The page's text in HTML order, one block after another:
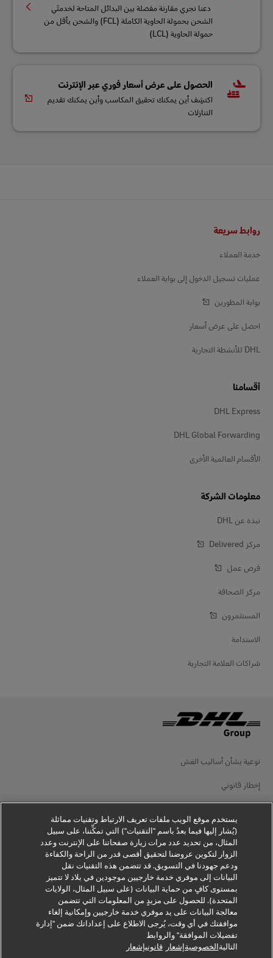
دعنا نجري مقارنة مفصلة بين البدائل المتاحة لخدمتَي
الشحن بحمولة الحاوية الكاملة (FCL) والشحن بأقل من
حمولة الحاوية (LCL)
الحصول على عرض أسعار فوري عبر الإنترنت
اكتشِف أين يمكنك تحقيق المكاسب وأين يمكنك تقديم
التنازلات
روابط سريعة
خدمة العملاء
عمليات تسجيل الدخول إلى بوابة العملاء
بوابة المطورين
احصل على عرض أسعار
DHL للأنشطة التجارية
أقسامنا
DHL Express
DHL Global Forwarding
الأقسام العالمية الأخرى
معلومات الشركة
نبذة عن DHL
مركز Delivered‎
فرص عمل
مركز الصحافة
المستثمرون
الاستدامة
شراكات العلامة التجارية
توعية بشأن أساليب الغش
إخطار قانوني
إخطار الخصوصية
معلومات إضافية
إعدادات ملفات تعريف الارتباط
يستخدم موقع الويب ملفات تعريف الارتباط وتقنيات مماثلة
(يُشار إليها فيما بعدُ باسم "التقنيات") التي تمكِّننا، على سبيل
المثال، من تحديد عدد مرات زيارة صفحاتنا على الإنترنت وعدد
الزوار لتكوين عروضنا لتحقيق أقصى قدر من الراحة والكفاءة
ودعم جهودنا في التسويق. قد تتضمن هذه التقنيات نقل
البيانات إلى موفري خدمة خارجيين موجودين في بلاد لا تتميز
بمستوى كافٍ من حماية البيانات (على سبيل المثال، الولايات
المتحدة). للحصول على مزيدٍ من المعلومات التي تتضمن
معالجة البيانات على يد موفري خدمة خارجيين وإمكانية إلغاء
موافقتك في أي وقت، يُرجى الاطلاع على إعداداتك ضمن "إدارة
تفضيلات الموافقة" والروابط
التالية الخصوصيةإشعار قانونيإشعار